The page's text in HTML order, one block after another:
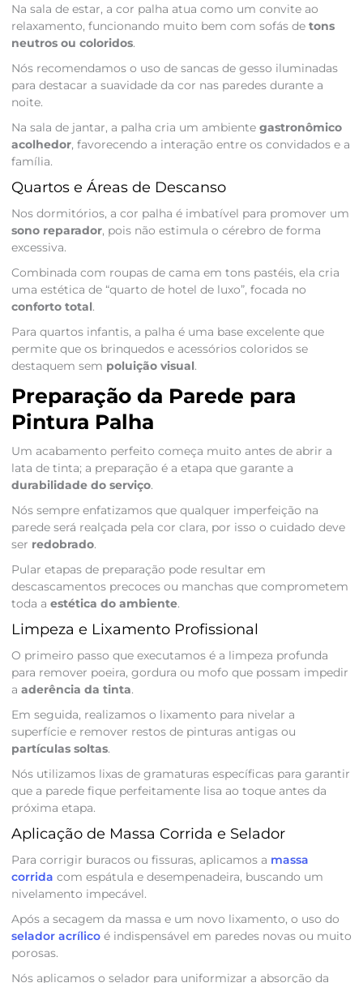
Na sala de estar, a cor palha atua como um convite ao
relaxamento, funcionando muito bem com sofás de tons
neutros ou coloridos.
Nós recomendamos o uso de sancas de gesso iluminadas
para destacar a suavidade da cor nas paredes durante a
noite.
Na sala de jantar, a palha cria um ambiente gastronômico
acolhedor, favorecendo a interação entre os convidados e a
família.
Quartos e Áreas de Descanso
Nos dormitórios, a cor palha é imbatível para promover um
sono reparador, pois não estimula o cérebro de forma
excessiva.
Combinada com roupas de cama em tons pastéis, ela cria
uma estética de “quarto de hotel de luxo”, focada no
conforto total.
Para quartos infantis, a palha é uma base excelente que
permite que os brinquedos e acessórios coloridos se
destaquem sem poluição visual.
Preparação da Parede para
Pintura Palha
Um acabamento perfeito começa muito antes de abrir a
lata de tinta; a preparação é a etapa que garante a
durabilidade do serviço.
Nós sempre enfatizamos que qualquer imperfeição na
parede será realçada pela cor clara, por isso o cuidado deve
ser redobrado.
Pular etapas de preparação pode resultar em
descascamentos precoces ou manchas que comprometem
toda a estética do ambiente.
Limpeza e Lixamento Profissional
O primeiro passo que executamos é a limpeza profunda
para remover poeira, gordura ou mofo que possam impedir
a aderência da tinta.
Em seguida, realizamos o lixamento para nivelar a
superfície e remover restos de pinturas antigas ou
partículas soltas.
Nós utilizamos lixas de gramaturas específicas para garantir
que a parede fique perfeitamente lisa ao toque antes da
próxima etapa.
Aplicação de Massa Corrida e Selador
Para corrigir buracos ou fissuras, aplicamos a massa
corrida com espátula e desempenadeira, buscando um
nivelamento impecável.
Após a secagem da massa e um novo lixamento, o uso do
selador acrílicoé indispensável em paredes novas ou muito
porosas.
Nós aplicamos o selador para uniformizar a absorção da